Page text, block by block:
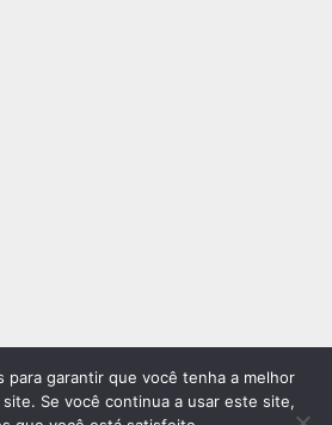
para garantir que você tenha a melhor
Se você continua a usar este site,